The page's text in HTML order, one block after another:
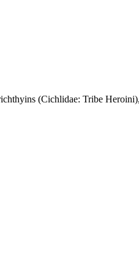
(Cichlidae: Tribe